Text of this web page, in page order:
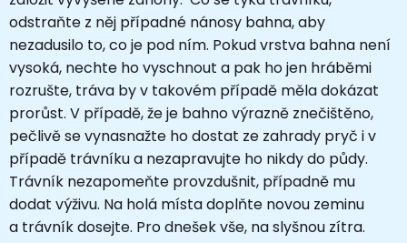
odstraňte z něj případné nánosy bahna, aby
nezadusilo to, co je pod ním. Pokud vrstva bahna není
vysoká, nechte ho vyschnout a pak ho jen hráběmi
rozrušte, tráva by v takovém případě měla dokázat
prorůst. V případě, že je bahno výrazně znečištěno,
pečlivě se vynasnažte ho dostat ze zahrady pryč i v
případě trávníku a nezapravujte ho nikdy do půdy.
Trávník nezapomeňte provzdušnit, případně mu
dodat výživu. Na holá místa doplňte novou zeminu
a trávník dosejte. Pro dnešek vše, na slyšnou zítra.